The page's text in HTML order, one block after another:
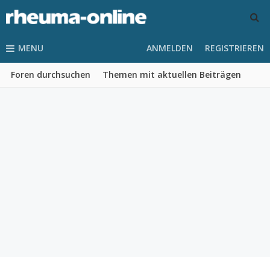
MENU
Foren durchsuchen Themen mit aktuellen Beiträgen
ANMELDEN REGISTRIEREN